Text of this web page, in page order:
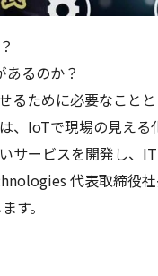
るのか？
るために必要なことと
、IoTで現場の見え
サービスを開発し、
代表取締役
す。